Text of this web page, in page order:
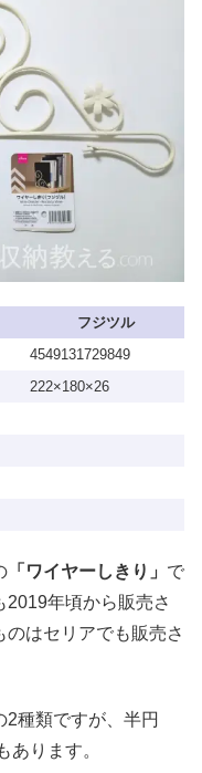
フジツル
4549131729849
222×180×26
「ワイヤーしきり」 で
年頃から販売さ
はセリアでも販売さ
種類ですが、半円
あります。